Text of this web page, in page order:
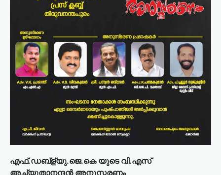
എഫ്.ഡബ്ള്യു.ജെ.കെ യുടെ വി.എസ്
അച്യുതാനന്ദൻ അനുസ്മരണം